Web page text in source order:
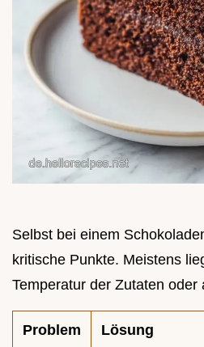
Selbst bei einem
kritische Punkte. Meistens
Temperatur der Zutaten oder
Problem Lösung